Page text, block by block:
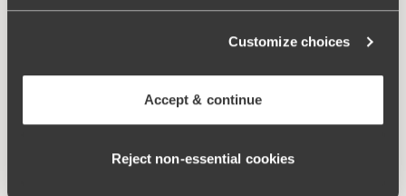
Customize choices
Accept & continue
Reject non‑essential cookies